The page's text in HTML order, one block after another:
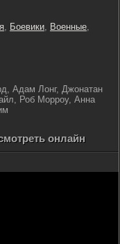
, Боевики, Военные,
Адам Лонг, Джонатан
Роб Морроу, Анна
онлайн